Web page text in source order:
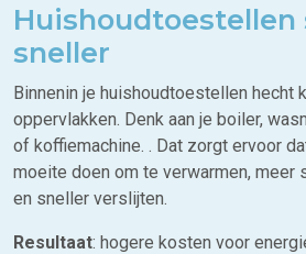
Huishoudtoestellen
sneller
Binnenin je huishoudtoestellen hecht
oppervlakken. Denk aan je boiler,
of koffiemachine. . Dat zorgt ervoor
moeite doen om te verwarmen, meer
en sneller verslijten.
Resultaat: hogere kosten voor